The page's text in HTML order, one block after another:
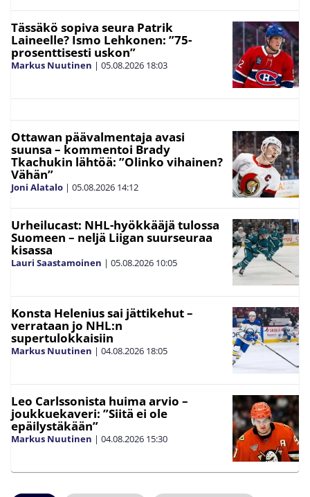
Tässäkö sopiva seura Patrik
Laineelle? Ismo Lehkonen: ”75-
prosenttisesti uskon”
Markus Nuutinen | 05.08.2026 18:03
Ottawan päävalmentaja avasi
suunsa – kommentoi Brady
Tkachukin lähtöä: ”Olinko vihainen?
Vähän”
Joni Alatalo | 05.08.2026 14:12
Urheilucast: NHL-hyökkääjä tulossa
Suomeen – neljä Liigan suurseuraa
kisassa
Lauri Saastamoinen | 05.08.2026 10:05
Konsta Helenius sai jättikehut –
verrataan jo NHL:n
supertulokkaisiin
Markus Nuutinen | 04.08.2026 18:05
Leo Carlssonista huima arvio –
joukkuekaveri: ”Siitä ei ole
epäilystäkään”
Markus Nuutinen | 04.08.2026 15:30